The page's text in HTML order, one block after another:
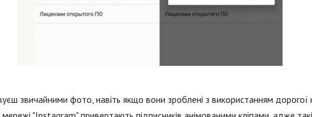
звичайними фото, навіть якщо вони зроблені з використанням дорогої